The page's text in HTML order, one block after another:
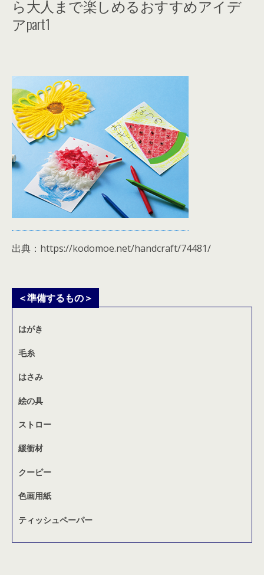
ら大人まで楽しめるおすすめアイデ
アpart1
出典：https://kodomoe.net/handcraft/74481/
＜準備するもの＞
はがき
毛糸
はさみ
絵の具
ストロー
緩衝材
クーピー
色画用紙
ティッシュペーパー